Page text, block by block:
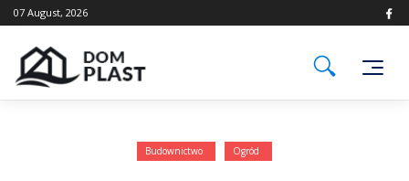
Skip
to
07 August, 2026
Budownictwo Ogród